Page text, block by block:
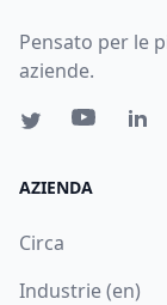
Pensato per le
aziende.
AZIENDA
Circa
Industrie (en)